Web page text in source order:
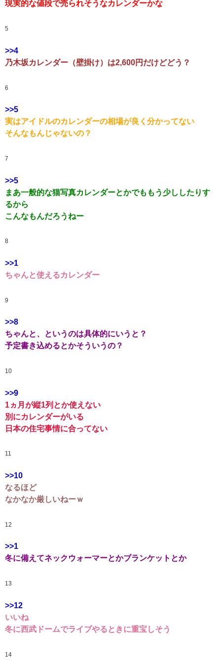
現実的な値段で売られそうなカレンダーかな
5
>>4
乃木坂カレンダー（壁掛け）は2,600円だけどどう？
6
>>5
実はアイドルのカレンダーの相場が良く分かってない
そんなもんじゃないの？
7
>>5
まあ一般的な猫写真カレンダーとかでももう少ししたりす
るから
こんなもんだろうねー
8
>>1
ちゃんと使えるカレンダー
9
>>8
ちゃんと、というのは具体的にいうと？
予定書き込めるとかそういうの？
10
>>9
1ヵ月が縦1列とか使えない
別にカレンダーがいる
日本の住宅事情に合ってない
11
>>10
なるほど
なかなか厳しいねーｗ
12
>>1
冬に備えてネックウォーマーとかブランケットとか
13
>>12
いいね
冬に西武ドームでライブやるときに重宝しそう
14